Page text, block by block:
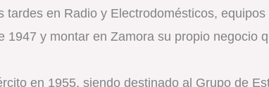
en Radio y Electrodomésticos, equipos
y montar en Zamora su propio negocio
en 1955, siendo destinado al Grupo de